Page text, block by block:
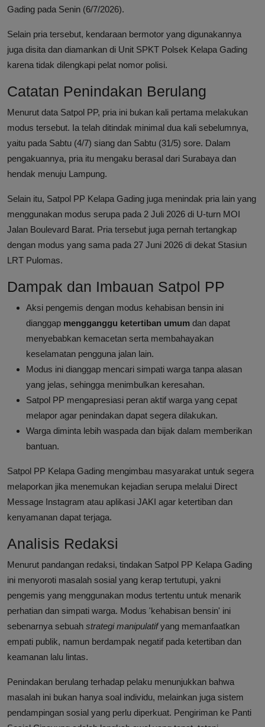
Gading pada Senin (6/7/2026).
Selain pria tersebut, kendaraan bermotor yang digunakannya
juga disita dan diamankan di Unit SPKT Polsek Kelapa Gading
karena tidak dilengkapi pelat nomor polisi.
Catatan Penindakan Berulang
Menurut data Satpol PP, pria ini bukan kali pertama melakukan
modus tersebut. Ia telah ditindak minimal dua kali sebelumnya,
yaitu pada Sabtu (4/7) siang dan Sabtu (31/5) sore. Dalam
pengakuannya, pria itu mengaku berasal dari Surabaya dan
hendak menuju Lampung.
Selain itu, Satpol PP Kelapa Gading juga menindak pria lain yang
menggunakan modus serupa pada 2 Juli 2026 di U-turn MOI
Jalan Boulevard Barat. Pria tersebut juga pernah tertangkap
dengan modus yang sama pada 27 Juni 2026 di dekat Stasiun
LRT Pulomas.
Dampak dan Imbauan Satpol PP
Aksi pengemis dengan modus kehabisan bensin ini
dianggap mengganggu ketertiban umum dan dapat
menyebabkan kemacetan serta membahayakan
keselamatan pengguna jalan lain.
Modus ini dianggap mencari simpati warga tanpa alasan
yang jelas, sehingga menimbulkan keresahan.
Satpol PP mengapresiasi peran aktif warga yang cepat
melapor agar penindakan dapat segera dilakukan.
Warga diminta lebih waspada dan bijak dalam memberikan
bantuan.
Satpol PP Kelapa Gading mengimbau masyarakat untuk segera
melaporkan jika menemukan kejadian serupa melalui Direct
Message Instagram atau aplikasi JAKI agar ketertiban dan
kenyamanan dapat terjaga.
Analisis Redaksi
Menurut pandangan redaksi, tindakan Satpol PP Kelapa Gading
ini menyoroti masalah sosial yang kerap tertutupi, yakni
pengemis yang menggunakan modus tertentu untuk menarik
perhatian dan simpati warga. Modus 'kehabisan bensin' ini
sebenarnya sebuah strategi manipulatifyang memanfaatkan
empati publik, namun berdampak negatif pada ketertiban dan
keamanan lalu lintas.
Penindakan berulang terhadap pelaku menunjukkan bahwa
masalah ini bukan hanya soal individu, melainkan juga sistem
pendampingan sosial yang perlu diperkuat. Pengiriman ke Panti